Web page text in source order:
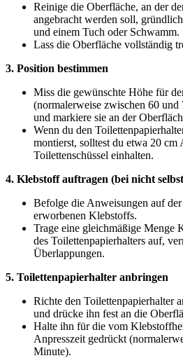
Reinige die Oberfläche, an der
angebracht werden soll,
und einem Tuch oder Schwamm.
Lass die Oberfläche vollständig
3. Position bestimmen
Miss die gewünschte Höhe für
(normalerweise zwischen 60
und markiere sie an der
Wenn du den
montierst, solltest du etwa 20 cm
Toilettenschüssel einhalten.
4. Klebstoff auftragen (bei nicht
Befolge die Anweisungen auf
erworbenen Klebstoffs.
Trage eine gleichmäßige Menge
des Toilettenpapierhalters auf,
Überlappungen.
5. Toilettenpapierhalter anbringen
Richte den Toilettenpapierhalter
und drücke ihn fest an die
Halte ihn für die vom
Anpresszeit gedrückt
Minute).